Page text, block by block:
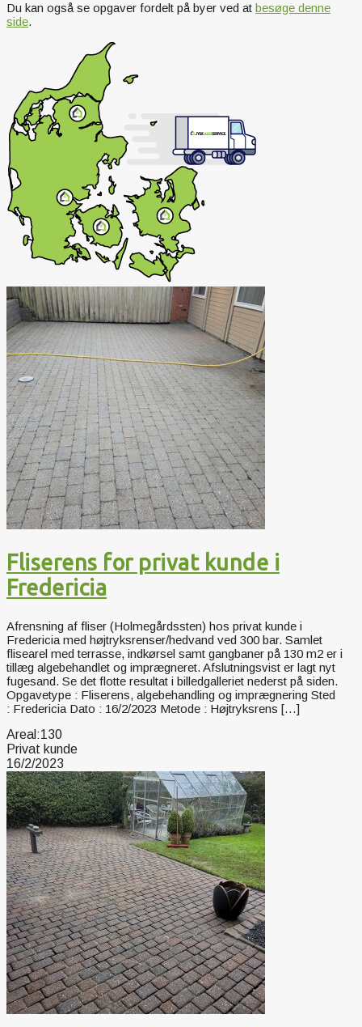
Du kan også se opgaver fordelt på byer ved at besøge denne
side.
Fliserens for privat kunde i
Fredericia
Afrensning af fliser (Holmegårdssten) hos privat kunde i
Fredericia med højtryksrenser/hedvand ved 300 bar. Samlet
flisearel med terrasse, indkørsel samt gangbaner på 130 m2 er i
tillæg algebehandlet og imprægneret. Afslutningsvist er lagt nyt
fugesand. Se det flotte resultat i billedgalleriet nederst på siden.
Opgavetype : Fliserens, algebehandling og imprægnering Sted
: Fredericia Dato : 16/2/2023 Metode : Højtryksrens […]
Areal:130
Privat kunde
16/2/2023